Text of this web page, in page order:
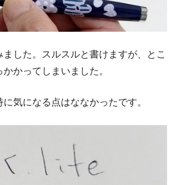
した。スルスルと書けますが、とこ
かってしまいました。
気になる点はななかったです。